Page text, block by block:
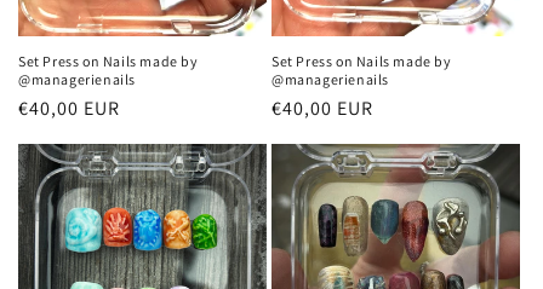
Set Press on Nails made by
@managerienails
Normaler
€40,00 EUR
Set Press on Nails made by
@managerienails
Normaler
€40,00 EUR